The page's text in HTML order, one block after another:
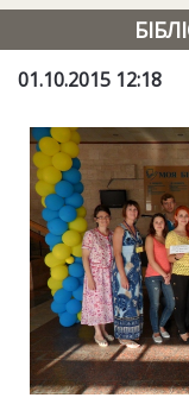
01.10.2015 12:18